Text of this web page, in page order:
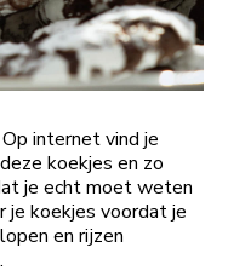
internet vind je
koekjes en zo
je echt moet weten
je koekjes voordat je
en rijzen